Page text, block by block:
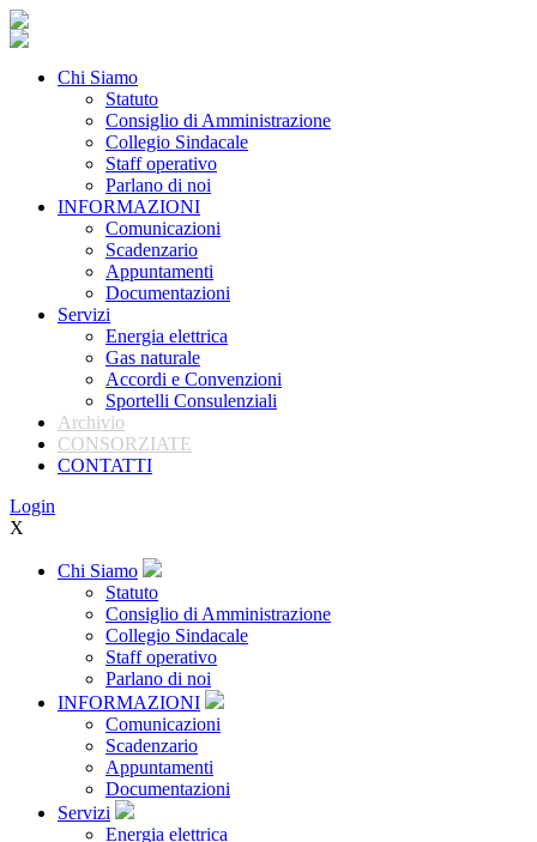
Chi Siamo
Statuto
Consiglio di Amministrazione
Collegio Sindacale
Staff operativo
Parlano di noi
INFORMAZIONI
Comunicazioni
Scadenzario
Appuntamenti
Documentazioni
Servizi
Energia elettrica
Gas naturale
Accordi e Convenzioni
Sportelli Consulenziali
Archivio
CONSORZIATE
CONTATTI
Login
X
Chi Siamo
Statuto
Consiglio di Amministrazione
Collegio Sindacale
Staff operativo
Parlano di noi
INFORMAZIONI
Comunicazioni
Scadenzario
Appuntamenti
Documentazioni
Servizi
Energia elettrica